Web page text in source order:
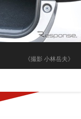
《撮影 小林岳夫》